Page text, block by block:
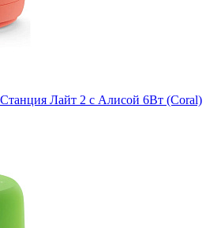
Лайт 2 с Алисой 6Вт (Coral)